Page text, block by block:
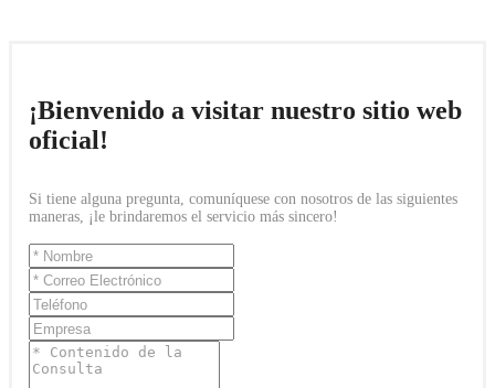
¡Bienvenido a visitar nuestro sitio web
oficial!
Si tiene alguna pregunta, comuníquese con nosotros de las siguientes
maneras, ¡le brindaremos el servicio más sincero!